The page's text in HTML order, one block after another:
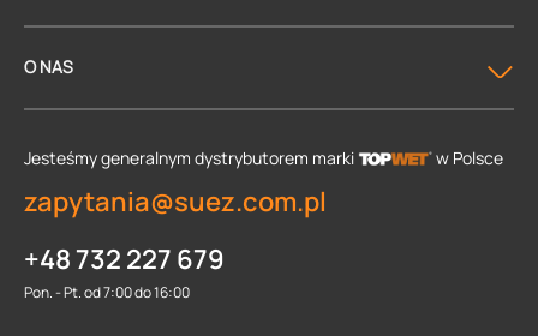
O NAS
Jesteśmy generalnym dystrybutorem marki w Polsce
zapytania@suez.com.pl
+48 732 227 679
Pon. - Pt. od 7:00 do 16:00